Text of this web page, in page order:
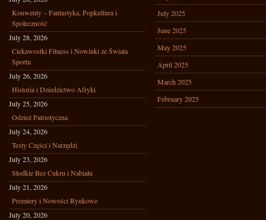
Konwenty – Fantastyka, Popkultura i
Społeczność
July 28, 2026
Ciekawostki Fitness i Nowinki ze Świata
Sportu
July 26, 2026
Historia i Dziedzictwo Afryki
July 25, 2026
Odzież Patriotyczna
July 24, 2026
Testy Części i Narzędzi
July 23, 2026
Słodkie Bez Cukru i Nabiału
July 21, 2026
Premiery i Nowości Rynkowe
July 20, 2026
July 2025
June 2025
May 2025
April 2025
March 2025
February 2025